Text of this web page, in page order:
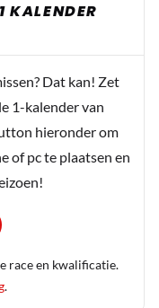
KALENDER
Dat kan! Zet
1-kalender van
hieronder om
of pc te plaatsen en
race en kwalificatie.
.